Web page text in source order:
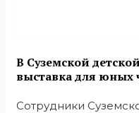
В Суземской
выставка для юных
Сотрудники